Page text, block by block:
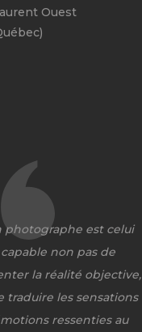
Ouest
photographe est celui
non pas de
la réalité objective,
traduire les sensations
ressenties au